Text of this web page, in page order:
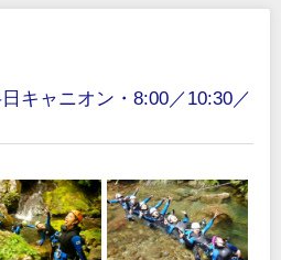
キャニオン・8:00／10:30／